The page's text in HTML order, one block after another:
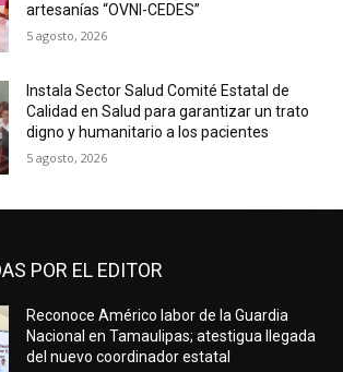
artesanías “OVNI-CEDES”
5 agosto, 2026
Instala Sector Salud Comité Estatal de
Calidad en Salud para garantizar un trato
digno y humanitario a los pacientes
5 agosto, 2026
POR EL EDITOR
Reconoce Américo labor de la Guardia
Nacional en Tamaulipas; atestigua llegada
del nuevo coordinador estatal